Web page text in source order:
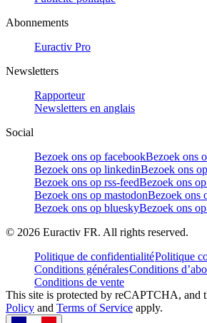
Abonnements
Euractiv Pro
Newsletters
Rapporteur
Newsletters en anglais
Social
Bezoek ons op facebookBezoek ons
Bezoek ons op linkedinBezoek ons
Bezoek ons op rss-feedBezoek ons
Bezoek ons op mastodonBezoek ons
Bezoek ons op blueskyBezoek ons
© 2026 Euractiv FR. All rights reserved.
Politique de confidentialitéPolitique
Conditions généralesConditions
Conditions de vente
This site is protected by reCAPTCHA, and
Policy and Terms of Service apply.